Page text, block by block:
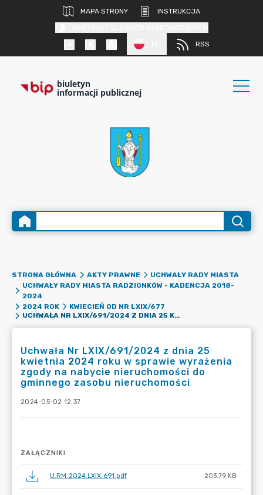
MAPA STRONY
INSTRUKCJA
RSS
biuletyn
informacji publicznej
STRONA GŁÓWNA AKTY PRAWNE
UCHWAŁY RADY MIASTA
UCHWAŁY RADY MIASTA RADZIONKÓW - KADENCJA 2018-
2024
2024 ROK
KWIECIEŃ OD NR LXIX/677
UCHWAŁA NR LXIX/691/2024 Z DNIA 25 KWIETNIA 2024 ROKU W SPRAWIE WYRAŻENIA ZGODY NA NABYCIE NIERUCHOMOŚCI DO GMINNEGO ZASOBU NIERUCHOMOŚCI
Uchwała Nr LXIX/691/2024 z dnia 25
kwietnia 2024 roku w sprawie wyrażenia
zgody na nabycie nieruchomości do
gminnego zasobu nieruchomości
2024-05-02 12:37
ZAŁĄCZNIKI
U.RM.2024.LXIX.691.pdf 203.79 KB